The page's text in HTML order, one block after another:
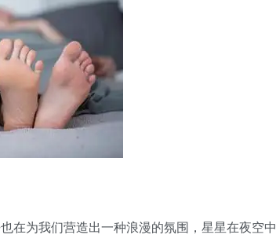
在为我们营造出一种浪漫的氛围，星星在夜空中